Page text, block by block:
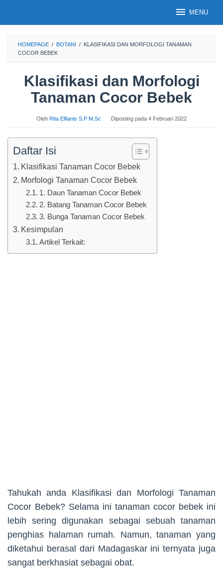
MENU
HOMEPAGE / BOTANI / KLASIFIKASI DAN MORFOLOGI TANAMAN
COCOR BEBEK
Klasifikasi dan Morfologi
Tanaman Cocor Bebek
Oleh Rita Elfianis S.P M.Sc Diposting pada 4 Februari 2022
Daftar Isi
Klasifikasi Tanaman Cocor Bebek
Morfologi Tanaman Cocor Bebek
1. Daun Tanaman Cocor Bebek
2. Batang Tanaman Cocor Bebek
3. Bunga Tanaman Cocor Bebek
Kesimpulan
Artikel Terkait:
Tahukah anda Klasifikasi dan Morfologi Tanaman
Cocor Bebek? Selama ini tanaman cocor bebek ini
lebih sering digunakan sebagai sebuah tanaman
penghias halaman rumah. Namun, tanaman yang
diketahui berasal dari Madagaskar ini ternyata juga
sangat berkhasiat sebagai obat.